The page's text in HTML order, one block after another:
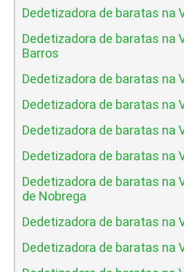
Dedetizadora de baratas na
Dedetizadora de baratas na
Barros
Dedetizadora de baratas na
Dedetizadora de baratas na
Dedetizadora de baratas na
Dedetizadora de baratas na
Dedetizadora de baratas na
de Nobrega
Dedetizadora de baratas na
Dedetizadora de baratas na